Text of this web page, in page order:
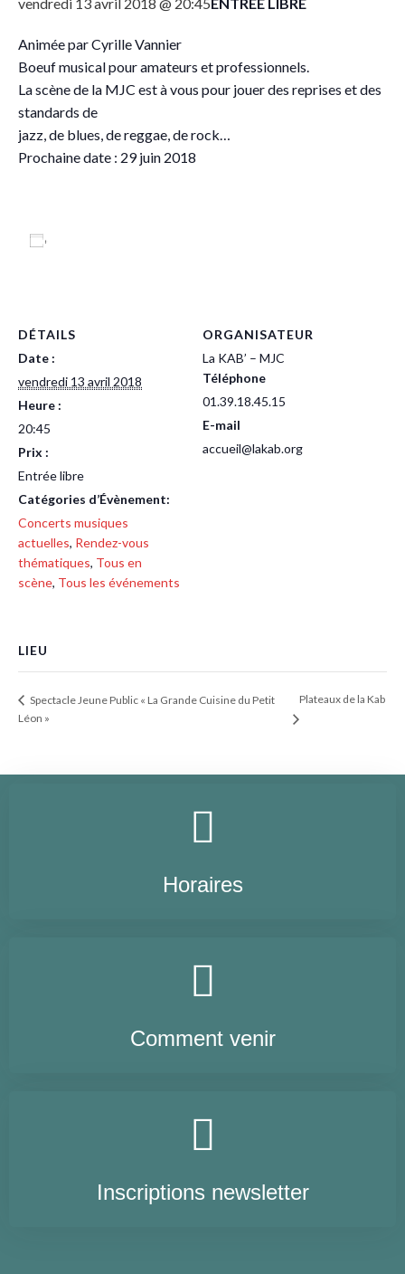
Animée par Cyrille Vannier
Boeuf musical pour amateurs et professionnels.
La scène de la MJC est à vous pour jouer des reprises et des
standards de
jazz, de blues, de reggae, de rock…
Prochaine date : 29 juin 2018
DÉTAILS
Date :
vendredi 13 avril 2018
Heure :
20:45
Prix :
Entrée libre
Catégories d’Évènement:
Concerts musiques
actuelles, Rendez-vous
thématiques, Tous en
scène, Tous les événements
ORGANISATEUR
La KAB’ – MJC
Téléphone
01.39.18.45.15
E-mail
accueil@lakab.org
LIEU
Spectacle Jeune Public « La Grande Cuisine du Petit
Léon »
Plateaux de la Kab
Horaires
Comment venir
Inscriptions newsletter